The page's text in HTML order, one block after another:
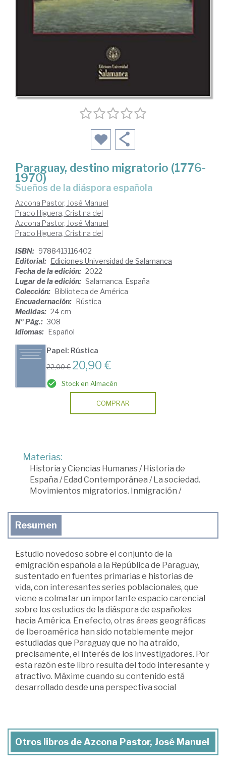
Paraguay, destino migratorio (1776-
1970)
sueños de la diáspora española
Azcona Pastor, José Manuel
Prado Higuera, Cristina del
Azcona Pastor, José Manuel
Prado Higuera, Cristina del
ISBN: 9788413116402
Editorial: Ediciones Universidad de Salamanca
Fecha de la edición: 2022
Lugar de la edición: Salamanca. España
Colección: Biblioteca de América
Encuadernación: Rústica
Medidas: 24 cm
Nº Pág.: 308
Idiomas: Español
Papel: Rústica
22,00 € 20,90 €
Stock en Almacén
COMPRAR
Materias:
Historia y Ciencias Humanas/Historia de
España /Edad Contemporánea /La sociedad.
Movimientos migratorios. Inmigración /
Resumen
Estudio novedoso sobre el conjunto de la
emigración española a la República de Paraguay,
sustentado en fuentes primarias e historias de
vida, con interesantes series poblacionales, que
viene a colmatar un importante espacio carencial
sobre los estudios de la diáspora de españoles
hacia América. En efecto, otras áreas geográficas
de Iberoamérica han sido notablemente mejor
estudiadas que Paraguay que no ha atraído,
precisamente, el interés de los investigadores. Por
esta razón este libro resulta del todo interesante y
atractivo. Máxime cuando su contenido está
desarrollado desde una perspectiva social
Otros libros de Azcona Pastor, José Manuel